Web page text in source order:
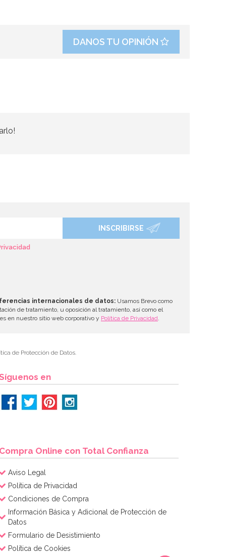
DANOS TU OPINIÓN
INSCRIBIRSE
internacionales de datos: Usamos Brevo como
de tratamiento, u oposición al tratamiento, así como el
en nuestro sitio web corporativo y Política de Privacidad
de Protección de Datos.
en
Compra Online con Total Confianza
Aviso Legal
Política de Privacidad
Condiciones de Compra
Información Básica y Adicional de Protección de
Datos
Formulario de Desistimiento
Política de Cookies